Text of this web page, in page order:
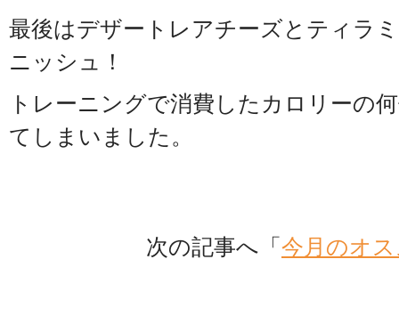
最後はデザートレアチーズとティラ
ニッシュ！
トレーニングで消費したカロリーの
てしまいました。
次の記事へ「 今月のオ